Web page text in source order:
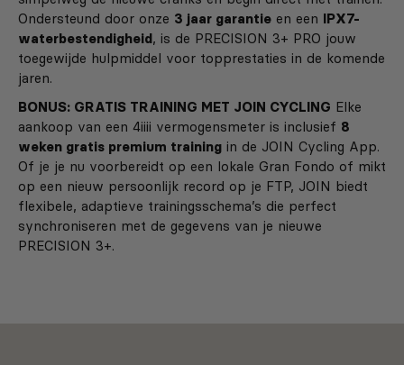
Ondersteund door onze 3 jaar garantie en een IPX7-
waterbestendigheid, is de PRECISION 3+ PRO jouw
toegewijde hulpmiddel voor topprestaties in de komende
jaren.
BONUS: GRATIS TRAINING MET JOIN CYCLING Elke
aankoop van een 4iiii vermogensmeter is inclusief 8
weken gratis premium training in de JOIN Cycling App.
Of je je nu voorbereidt op een lokale Gran Fondo of mikt
op een nieuw persoonlijk record op je FTP, JOIN biedt
flexibele, adaptieve trainingsschema’s die perfect
synchroniseren met de gegevens van je nieuwe
PRECISION 3+.